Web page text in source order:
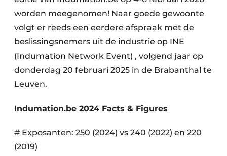
worden meegenomen! Naar goede gewoonte
volgt er reeds een eerdere afspraak met de
beslissingsnemers uit de industrie op INE
(Indumation Network Event) , volgend jaar op
donderdag 20 februari 2025 in de Brabanthal te
Leuven.
Indumation.be 2024 Facts & Figures
# Exposanten: 250 (2024) vs 240 (2022) en 220
(2019)